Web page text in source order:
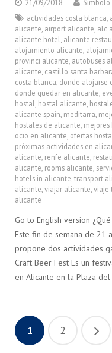
21/09/2018
Simbolo
actividades costa blanca
alicante airport alicante alc
alicante hotel alicante
alojamiento alicante
provinci alicante autobuses
alicante castillo santa
costa blanca donde alojarse
donde quedar en alicante
hostal hostal alicante
alicante spain meditarra
hostales de alicante
ocio en alicante ofertas
próximas actividades en
alicante renfe alicante
alicante rooms alicante
hotels in alicante transport
alicante viajar alicante viaje
alicante
Go to English version
Este fin de semana de 21
propone dos actividades
Craft Beer Fest Es un
en Alicante en la Plaza
1 2